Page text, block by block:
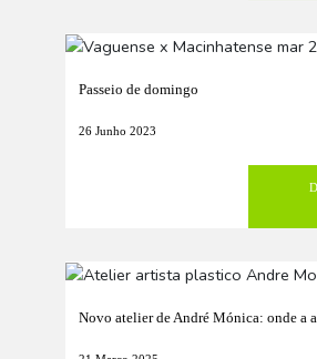
Passeio de domingo
26 Junho 2023
Novo atelier de André Mónica: onde a